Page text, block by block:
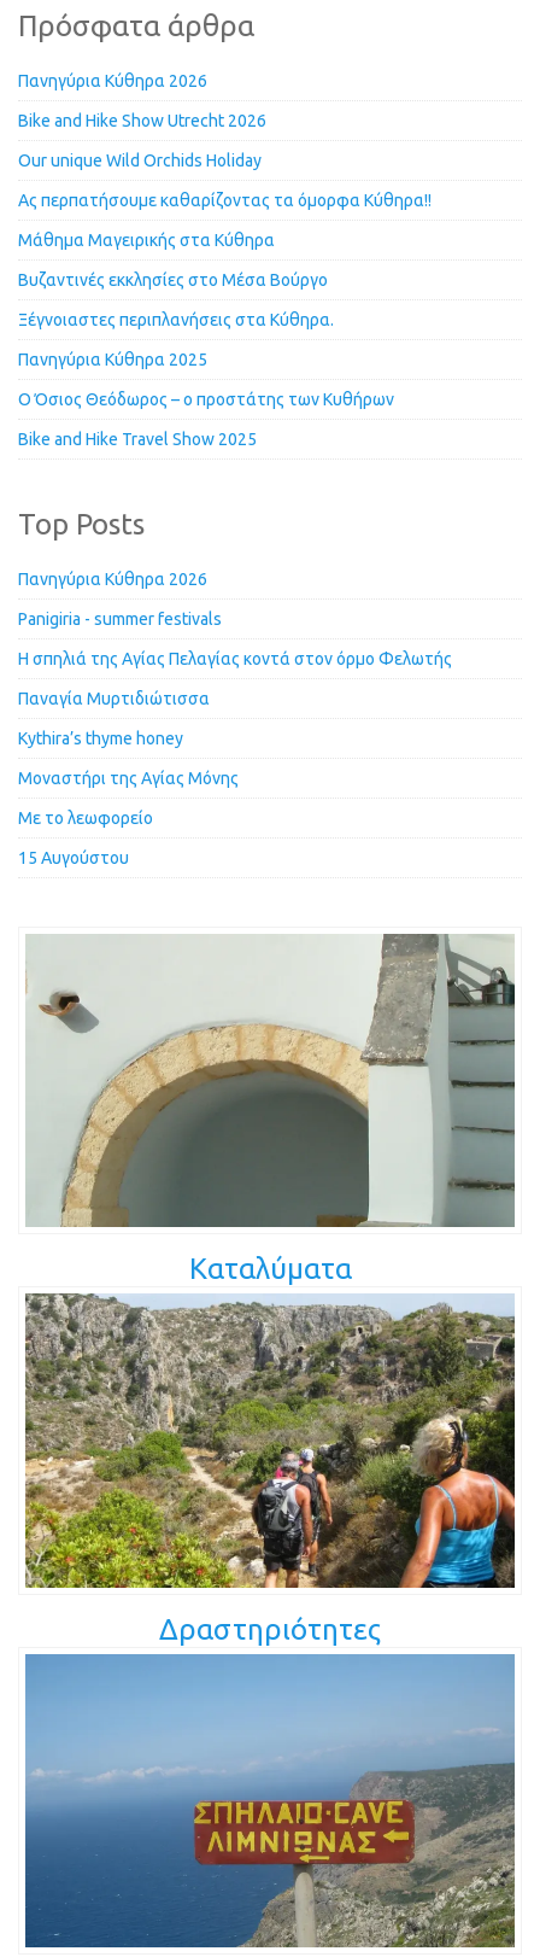
Πρόσφατα άρθρα
Πανηγύρια Κύθηρα 2026
Bike and Hike Show Utrecht 2026
Our unique Wild Orchids Holiday
Ας περπατήσουμε καθαρίζοντας τα όμορφα Κύθηρα!!
Μάθημα Μαγειρικής στα Κύθηρα
Βυζαντινές εκκλησίες στο Μέσα Βούργο
Ξέγνοιαστες περιπλανήσεις στα Κύθηρα.
Πανηγύρια Κύθηρα 2025
Ο Όσιος Θεόδωρος – ο προστάτης των Κυθήρων
Bike and Hike Travel Show 2025
Top Posts
Πανηγύρια Κύθηρα 2026
Panigiria - summer festivals
Η σπηλιά της Αγίας Πελαγίας κοντά στον όρμο Φελωτής
Παναγία Μυρτιδιώτισσα
Kythira’s thyme honey
Μοναστήρι της Αγίας Μόνης
Με το λεωφορείο
15 Αυγούστου
Καταλύματα
Δραστηριότητες